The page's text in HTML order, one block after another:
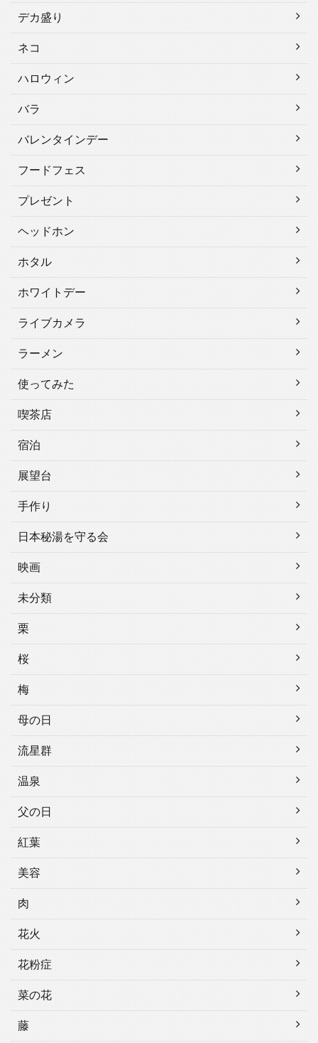
デカ盛り
ネコ
ハロウィン
バラ
バレンタインデー
フードフェス
プレゼント
ヘッドホン
ホタル
ホワイトデー
ライブカメラ
ラーメン
使ってみた
喫茶店
宿泊
展望台
手作り
日本秘湯を守る会
映画
未分類
栗
桜
梅
母の日
流星群
温泉
父の日
紅葉
美容
肉
花火
花粉症
菜の花
藤